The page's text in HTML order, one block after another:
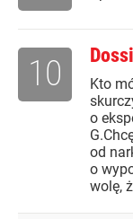
Kto
o
od
o
wolę,
10